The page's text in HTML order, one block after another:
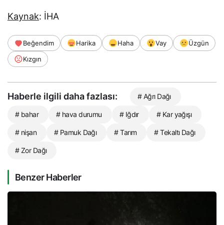
Kaynak: İHA
Beğendim Harika Haha Vay
Üzgün
Kızgın
Haberle ilgili daha fazlası: # Ağrı Dağı
# bahar # hava durumu # Iğdır # Kar yağışı
# nişan # Pamuk Dağı # Tarım # Tekaltı Dağı
# Zor Dağı
Benzer Haberler